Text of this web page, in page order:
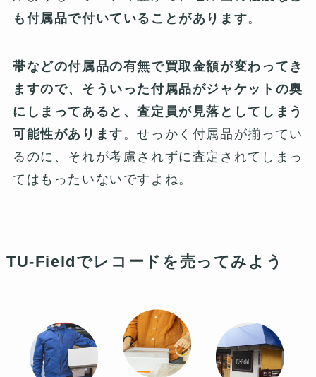
も付属品で付いていることがあります。
帯などの付属品の有無で買取金額が変わってき
ますので、そういった付属品がジャケットの奥
にしまってあると、査定員が見落としてしまう
可能性があります。せっかく付属品が揃ってい
るのに、それが考慮されずに査定されてしまっ
てはもったいないですよね。
TU-Fieldでレコードを売ってみよう